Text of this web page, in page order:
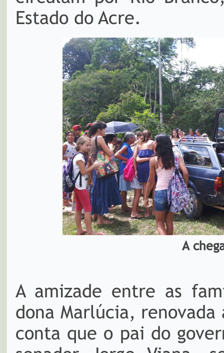
Estado do Acre.
A
A amizade entre as
dona Marlúcia,
conta que o pai do